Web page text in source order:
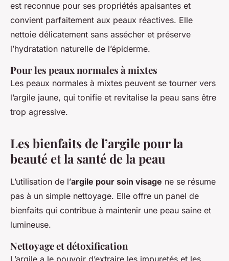
est reconnue pour ses propriétés apaisantes et
convient parfaitement aux peaux réactives. Elle
nettoie délicatement sans assécher et préserve
l’hydratation naturelle de l’épiderme.
Pour les peaux normales à mixtes
Les peaux normales à mixtes peuvent se tourner vers
l’argile jaune, qui tonifie et revitalise la peau sans être
trop agressive.
Les bienfaits de l’argile pour la
beauté et la santé de la peau
L’utilisation de l’argile pour soin visage ne se résume
pas à un simple nettoyage. Elle offre un panel de
bienfaits qui contribue à maintenir une peau saine et
lumineuse.
Nettoyage et détoxification